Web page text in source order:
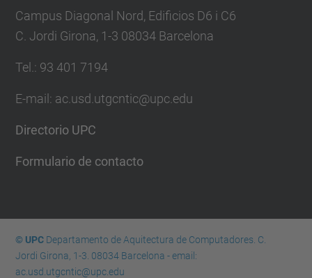
Campus Diagonal Nord, Edificios D6 i C6
C. Jordi Girona, 1-3 08034 Barcelona
Tel.: 93 401 7194
E-mail: ac.usd.utgcntic@upc.edu
Directorio UPC
Formulario de contacto
© UPCDepartamento de Aquitectura de Computadores. C.
Jordi Girona, 1-3. 08034 Barcelona - email:
ac.usd.utgcntic@upc.edu